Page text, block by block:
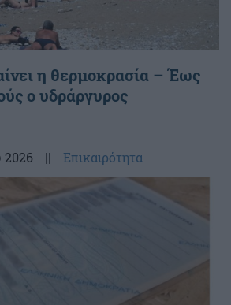
η θερμοκρασία – Έως
ο υδράργυρος
2026 || Επικαιρότητα